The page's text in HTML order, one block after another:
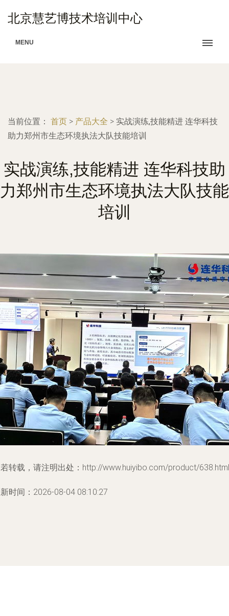
北京慧艺博技术培训中心
MENU
当前位置： 首页 > 产品大全 > 实战演练,技能精进 连华科技
助力郑州市生态环境执法大队技能培训
实战演练,技能精进 连华科技助
力郑州市生态环境执法大队技能
培训
转载，请注明出处：http://www.huiyibo.com/product/638.html
时间：2026-08-04 08:10:27